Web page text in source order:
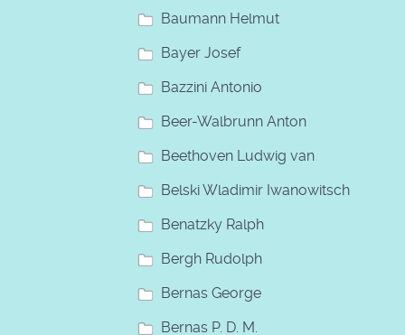
Baumann Helmut
Bayer Josef
Bazzini Antonio
Beer-Walbrunn Anton
Beethoven Ludwig van
Belski Wladimir Iwanowitsch
Benatzky Ralph
Bergh Rudolph
Bernas George
Bernas P. D. M.